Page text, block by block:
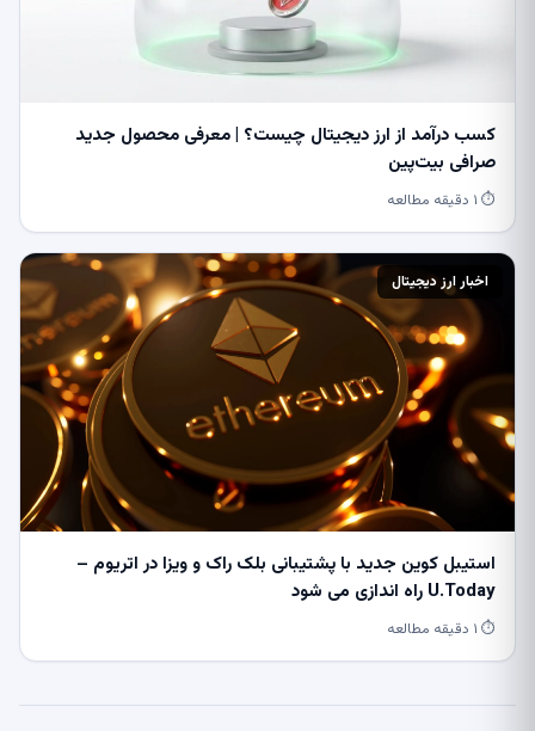
کسب درآمد از ارز دیجیتال چیست؟ | معرفی محصول جدید
صرافی بیت‌پین
⏱ ۱ دقیقه مطالعه
اخبار ارز دیجیتال
استیبل کوین جدید با پشتیبانی بلک راک و ویزا در اتریوم –
U.Today راه اندازی می شود
⏱ ۱ دقیقه مطالعه